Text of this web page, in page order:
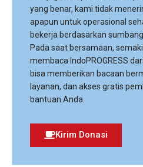
yang benar, kami tidak
apapun untuk operasional
bekerja berdasarkan
Pada saat bersamaan,
membaca IndoPROGRESS
bisa memberikan bacaan
layanan, dan akses gratis
bantuan Anda.
Kirim Donasi